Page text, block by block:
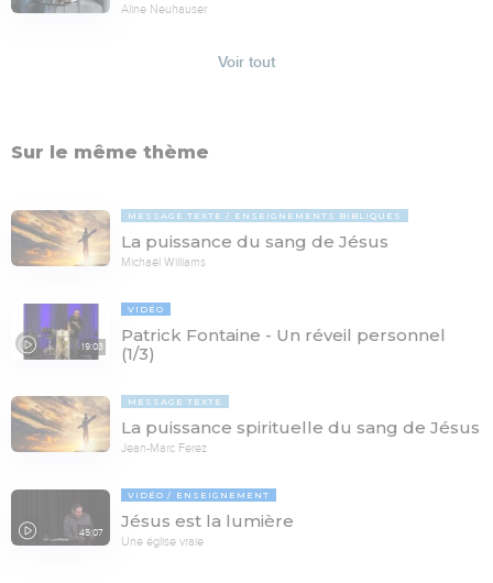
Aline Neuhauser
Voir tout
Sur le même thème
MESSAGE TEXTE ENSEIGNEMENTS BIBLIQUES
La puissance du sang de Jésus
Michaël Williams
19:03
VIDÉO
Patrick Fontaine - Un réveil personnel
(1/3)
MESSAGE TEXTE
La puissance spirituelle du sang de Jésus
Jean-Marc Ferez
45:07
VIDÉO ENSEIGNEMENT
Jésus est la lumière
Une église vraie